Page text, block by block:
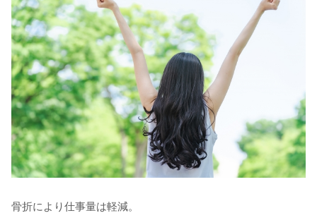
骨折により仕事量は軽減。